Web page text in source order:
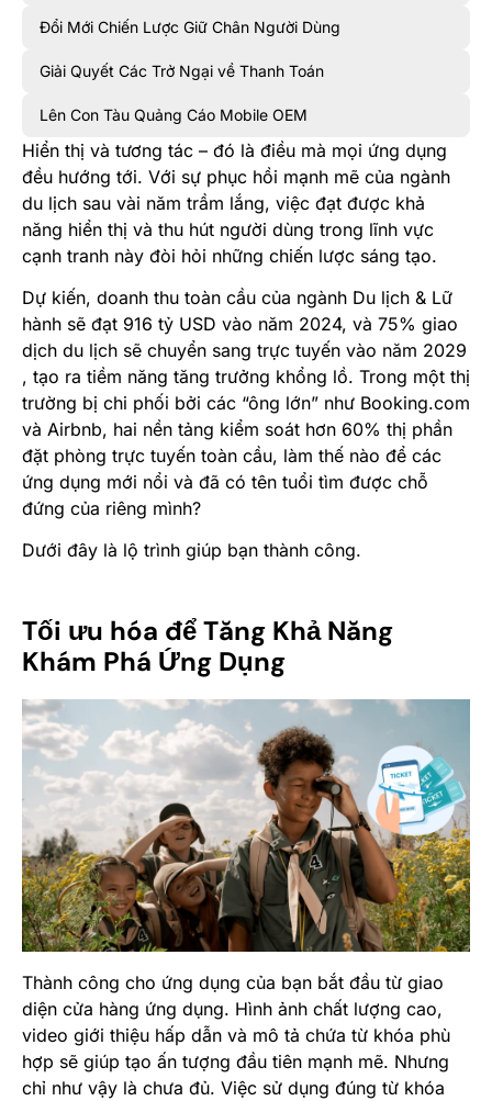
Đổi Mới Chiến Lược Giữ Chân Người Dùng
Giải Quyết Các Trở Ngại về Thanh Toán
Lên Con Tàu Quảng Cáo Mobile OEM
Hiển thị và tương tác – đó là điều mà mọi ứng dụng
đều hướng tới. Với sự phục hồi mạnh mẽ của ngành
du lịch sau vài năm trầm lắng, việc đạt được khả
năng hiển thị và thu hút người dùng trong lĩnh vực
cạnh tranh này đòi hỏi những chiến lược sáng tạo.
Dự kiến, doanh thu toàn cầu của ngành Du lịch & Lữ
hành sẽ đạt 916 tỷ USD vào năm 2024, và 75% giao
dịch du lịch sẽ chuyển sang trực tuyến vào năm 2029​​
, tạo ra tiềm năng tăng trưởng khổng lồ. Trong một thị
trường bị chi phối bởi các “ông lớn” như Booking.com
và Airbnb, hai nền tảng kiểm soát hơn 60% thị phần
đặt phòng trực tuyến toàn cầu, làm thế nào để các
ứng dụng mới nổi và đã có tên tuổi tìm được chỗ
đứng của riêng mình?
Dưới đây là lộ trình giúp bạn thành công.
Tối ưu hóa để Tăng Khả Năng
Khám Phá Ứng Dụng
Thành công cho ứng dụng của bạn bắt đầu từ giao
diện cửa hàng ứng dụng. Hình ảnh chất lượng cao,
video giới thiệu hấp dẫn và mô tả chứa từ khóa phù
hợp sẽ giúp tạo ấn tượng đầu tiên mạnh mẽ. Nhưng
chỉ như vậy là chưa đủ. Việc sử dụng đúng từ khóa